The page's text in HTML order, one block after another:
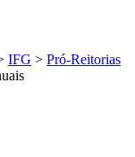
IFG > Pró-Reitorias